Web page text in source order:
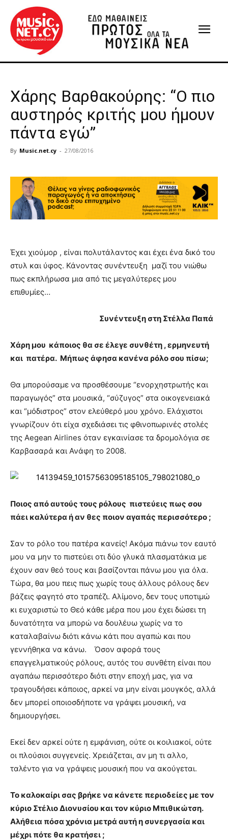
Χάρης Βαρθακούρης: “Ο πιο
αυστηρός κριτής μου ήμουν
πάντα εγώ”
By Music.net.cy - 27/08/2016
Έχει χιούμορ , είναι πολυτάλαντος και έχει ένα δικό του
στυλ και ύφος. Κάνοντας συνέντευξη μαζί του νιώθω
πως εκπλήρωσα μια από τις μεγαλύτερες μου
επιθυμίες…
Συνέντευξη στη Στέλλα Παπά
Χάρη μου κάποιος θα σε έλεγε συνθέτη , ερμηνευτή
και πατέρα. Μήπως άφησα κανένα ρόλο σου πίσω;
Θα μπορούσαμε να προσθέσουμε “ενορχηστρωτής και
παραγωγός” στα μουσικά, “σύζυγος” στα οικογενειακά
και “μόδιστρος” στον ελεύθερό μου χρόνο. Ελάχιστοι
γνωρίζουν ότι είχα σχεδιάσει τις φθινοπωρινές στολές
της Aegean Airlines όταν εγκαινίασε τα δρομολόγια σε
Καρβασαρά και Ανάφη το 2008.
Ποιος από αυτούς τους ρόλους πιστεύεις πως σου
πάει καλύτερα ή αν θες ποιον αγαπάς περισσότερο ;
Σαν το ρόλο του πατέρα κανείς! Ακόμα πιάνω τον εαυτό
μου να μην το πιστεύει οτι δύο γλυκά πλασματάκια με
έχουν σαν θεό τους και βασίζονται πάνω μου για όλα.
Τώρα, θα μου πεις πως χωρίς τους άλλους ρόλους δεν
βάζεις φαγητό στο τραπέζι. Αλίμονο, δεν τους υποτιμώ
κι ευχαριστώ το Θεό κάθε μέρα που μου έχει δώσει τη
δυνατότητα να μπορώ να δουλέυω χωρίς να το
καταλαβαίνω διότι κάνω κάτι που αγαπώ και που
γεννήθηκα να κάνω. Όσον αφορά τους
επαγγελματικούς ρόλους, αυτός του συνθέτη είναι που
αγαπάω περισσότερο διότι στην εποχή μας, για να
τραγουδήσει κάποιος, αρκεί να μην είναι μουγκός, αλλά
δεν μπορεί οποιοσδήποτε να γράψει μουσική, να
δημιουργήσει.
Εκεί δεν αρκεί ούτε η εμφάνιση, ούτε οι κοιλιακοί, ούτε
οι πλούσιοι συγγενείς. Χρειάζεται, αν μη τι αλλο,
ταλέντο για να γράψεις μουσική που να ακούγεται.
Το καλοκαίρι σας βρήκε να κάνετε περιοδείες με τον
κύριο Στέλιο Διονυσίου και τον κύριο Μπιθικώτση.
Αλήθεια πόσα χρόνια μετρά αυτή η συνεργασία και
μέχρι πότε θα κρατήσει ;